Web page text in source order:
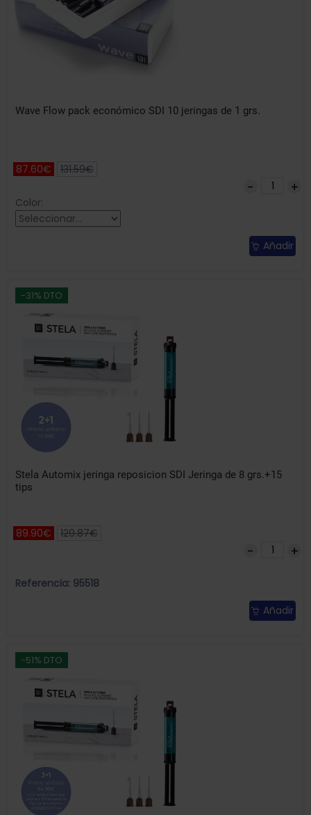
Wave Flow pack económico SDI 10 jeringas de 1 grs.
87.60€ 131.59€
Color:
Añadir
-31% DTO
Stela Automix jeringa reposicion SDI Jeringa de 8 grs.+15
tips
89.90€ 129.87€
Referencia: 95518
Añadir
-51% DTO